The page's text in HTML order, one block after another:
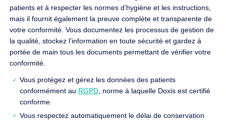
patients et à respecter les normes d’hygiène et les instructions,
mais il fournit également la preuve complète et transparente de
votre conformité. Vous documentez les processus de gestion de
la qualité, stockez l’information en toute sécurité et gardez à
portée de main tous les documents permettant de vérifier votre
conformité.
Vous protégez et gérez les données des patients
conformément au RGPD, norme à laquelle Doxis est certifié
conforme.
Vous respectez automatiquement le délai de conservation